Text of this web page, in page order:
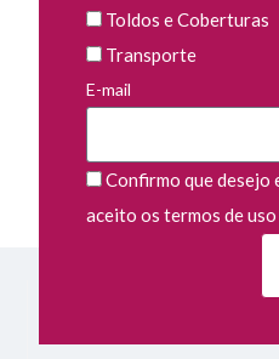
Toldos e Coberturas
Transporte
E-mail
Confirmo que desejo
aceito os termos de